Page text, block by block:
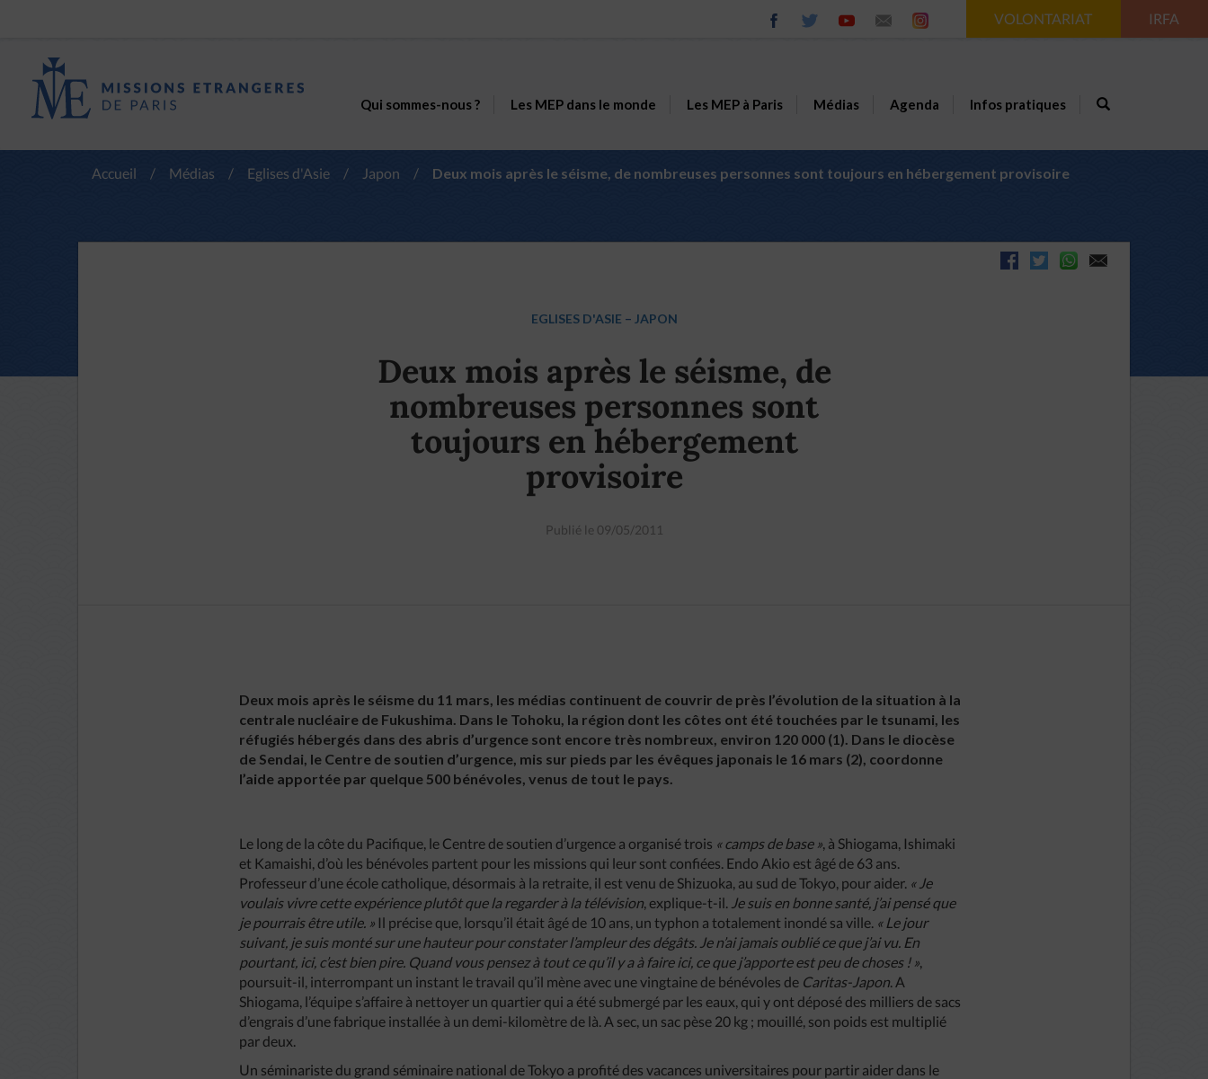
VOLONTARIAT IRFA
Qui sommes-nous ? Les MEP dans le monde Les MEP à Paris Médias Agenda Infos pratiques
Accueil / Médias / Eglises d'Asie / Japon / Deux mois après le séisme, de nombreuses personnes sont toujours en hébergement provisoire
EGLISES D'ASIE – JAPON
Deux mois après le séisme, de
nombreuses personnes sont
toujours en hébergement
provisoire
Publié le 09/05/2011
Deux mois après le séisme du 11 mars, les médias continuent de couvrir de près l’évolution de la situation à la
centrale nucléaire de Fukushima. Dans le Tohoku, la région dont les côtes ont été touchées par le tsunami, les
réfugiés hébergés dans des abris d’urgence sont encore très nombreux, environ 120 000 (1). Dans le diocèse
de Sendai, le Centre de soutien d’urgence, mis sur pieds par les évêques japonais le 16 mars (2), coordonne
l’aide apportée par quelque 500 bénévoles, venus de tout le pays.
Le long de la côte du Pacifique, le Centre de soutien d’urgence a organisé trois « camps de base », à Shiogama, Ishimaki
et Kamaishi, d’où les bénévoles partent pour les missions qui leur sont confiées. Endo Akio est âgé de 63 ans.
Professeur d’une école catholique, désormais à la retraite, il est venu de Shizuoka, au sud de Tokyo, pour aider. « Je
voulais vivre cette expérience plutôt que la regarder à la télévision, explique-t-il. Je suis en bonne santé, j’ai pensé que
je pourrais être utile. » Il précise que, lorsqu’il était âgé de 10 ans, un typhon a totalement inondé sa ville. « Le jour
suivant, je suis monté sur une hauteur pour constater l’ampleur des dégâts. Je n’ai jamais oublié ce que j’ai vu. En
pourtant, ici, c’est bien pire. Quand vous pensez à tout ce qu’il y a à faire ici, ce que j’apporte est peu de choses ! »,
poursuit-il, interrompant un instant le travail qu’il mène avec une vingtaine de bénévoles de Caritas-Japon. A
Shiogama, l’équipe s’affaire à nettoyer un quartier qui a été submergé par les eaux, qui y ont déposé des milliers de sacs
d’engrais d’une fabrique installée à un demi-kilomètre de là. A sec, un sac pèse 20 kg ; mouillé, son poids est multiplié
par deux.
Un séminariste du grand séminaire national de Tokyo a profité des vacances universitaires pour partir aider dans le